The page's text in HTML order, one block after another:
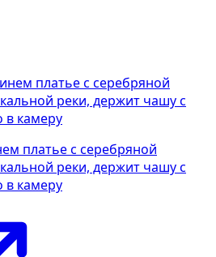
платье с серебряной
реки, держит чашу с
в камеру